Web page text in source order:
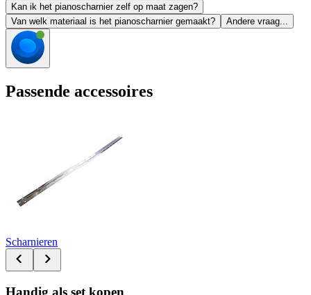
Kan ik het pianoscharnier zelf op maat zagen?
Van welk materiaal is het pianoscharnier gemaakt?
Andere vraag...
Passende accessoires
Scharnieren
Handig als set kopen